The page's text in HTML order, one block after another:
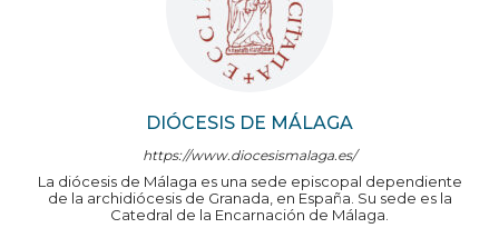
DIÓCESIS DE MÁLAGA
https://www.diocesismalaga.es/
La diócesis de Málaga es una sede episcopal dependiente
de la archidiócesis de Granada, en España. Su sede es la
Catedral de la Encarnación de Málaga.